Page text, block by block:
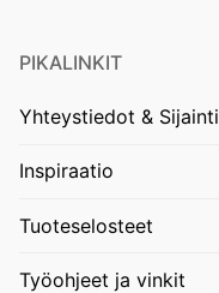
PIKALINKIT
Yhteystiedot & Sijainti
Inspiraatio
Tuoteselosteet
Työohjeet ja vinkit